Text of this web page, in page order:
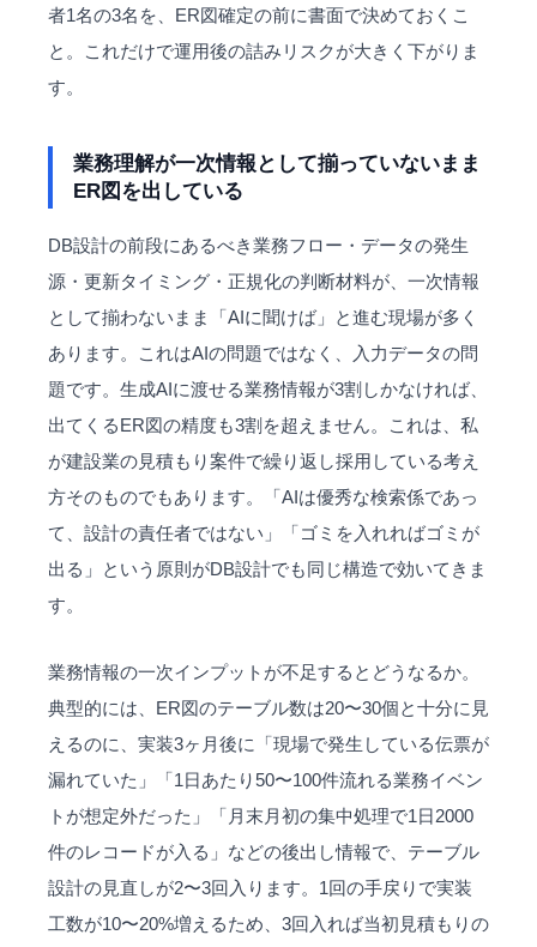
者1名の3名を、ER図確定の前に書面で決めておくこ
と。これだけで運用後の詰みリスクが大きく下がりま
す。
業務理解が一次情報として揃っていないまま
ER図を出している
DB設計の前段にあるべき業務フロー・データの発生
源・更新タイミング・正規化の判断材料が、一次情報
として揃わないまま「AIに聞けば」と進む現場が多く
あります。これはAIの問題ではなく、入力データの問
題です。生成AIに渡せる業務情報が3割しかなければ、
出てくるER図の精度も3割を超えません。これは、私
が建設業の見積もり案件で繰り返し採用している考え
方そのものでもあります。「AIは優秀な検索係であっ
て、設計の責任者ではない」「ゴミを入れればゴミが
出る」という原則がDB設計でも同じ構造で効いてきま
す。
業務情報の一次インプットが不足するとどうなるか。
典型的には、ER図のテーブル数は20〜30個と十分に見
えるのに、実装3ヶ月後に「現場で発生している伝票が
漏れていた」「1日あたり50〜100件流れる業務イベン
トが想定外だった」「月末月初の集中処理で1日2000
件のレコードが入る」などの後出し情報で、テーブル
設計の見直しが2〜3回入ります。1回の手戻りで実装
工数が10〜20%増えるため、3回入れば当初見積もりの